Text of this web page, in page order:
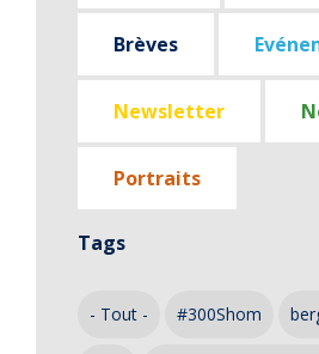
Brèves
Newsletter
Portraits
Tags
- Tout - #300Shom